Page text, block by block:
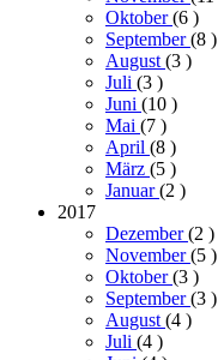
Oktober(6 )
September(8 )
August(3 )
Juli (3 )
Juni (10 )
Mai (7 )
April (8 )
März (5 )
Januar(2 )
2017
Dezember(2 )
November(5 )
Oktober(3 )
September(3 )
August(4 )
Juli (4 )